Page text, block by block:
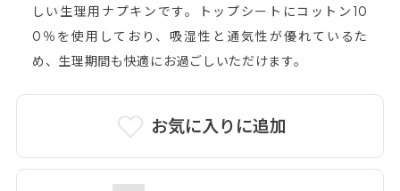
お気に入りに追加
しい生理用ナプキンです。トップシートにコットン10
0％を使用しており、吸湿性と通気性が優れているた
め、生理期間も快適にお過ごしいただけます。